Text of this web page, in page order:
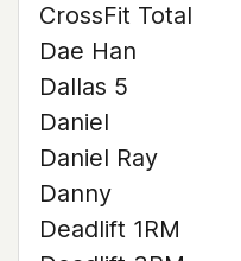
CrossFit Total
Dae Han
Dallas 5
Daniel
Daniel Ray
Danny
Deadlift 1RM